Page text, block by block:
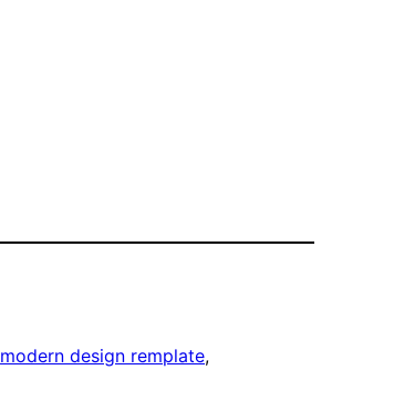
modern design remplate